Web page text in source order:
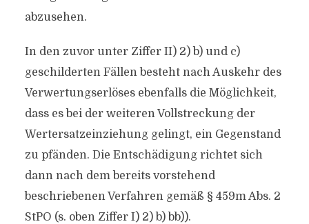
abzusehen.
In den zuvor unter Ziffer II) 2) b) und c)
geschilderten Fällen besteht nach Auskehr des
Verwertungserlöses ebenfalls die Möglichkeit,
dass es bei der weiteren Vollstreckung der
Wertersatzeinziehung gelingt, ein Gegenstand
zu pfänden. Die Entschädigung richtet sich
dann nach dem bereits vorstehend
beschriebenen Verfahren gemäß § 459m Abs. 2
StPO (s. oben Ziffer I) 2) b) bb)).